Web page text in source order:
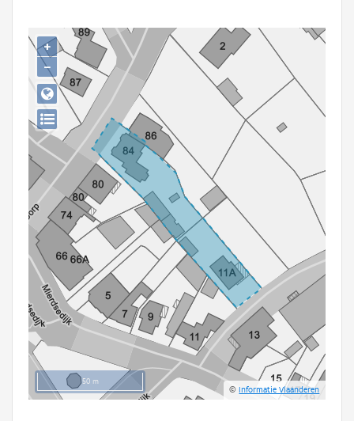
Persoon of collectief
Downloads
Hergebruik
Aanmelden
50 m
©Informatie Vlaanderen
+
−